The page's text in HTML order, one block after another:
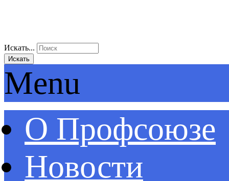
Искать...
Искать
Menu
О Профсоюзе
Новости